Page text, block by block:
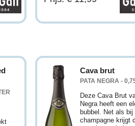
Cava brut
PATA NEGRA -
Deze Cava Brut
Negra heeft een
bubbel. Net als bij
champagne krijgt